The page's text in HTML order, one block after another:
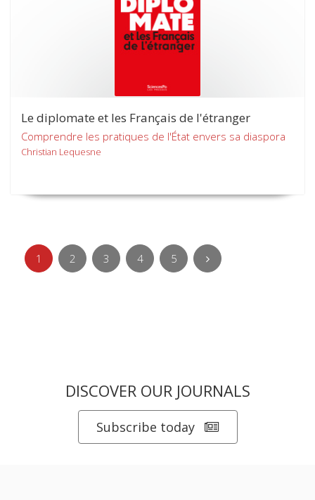
Le diplomate et les Français de l'étranger
Comprendre les pratiques de l'État envers sa diaspora
Christian Lequesne
1 2 3 4 5
DISCOVER OUR JOURNALS
Subscribe today